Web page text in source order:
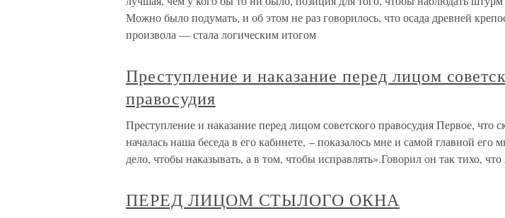
Можно было подумать, и об этом не раз говорилось, что осада древней
произвола — стала логическим итогом
Преступление и наказание перед лицом
правосудия
Преступление и наказание перед лицом советского правосудия Первое, что
началась наша беседа в его кабинете, – показалось мне и самой главной
дело, чтобы наказывать, а в том, чтобы исправлять».Говорил он так тихо, что
ПЕРЕД ЛИЦОМ СТЫЛОГО ОКНА